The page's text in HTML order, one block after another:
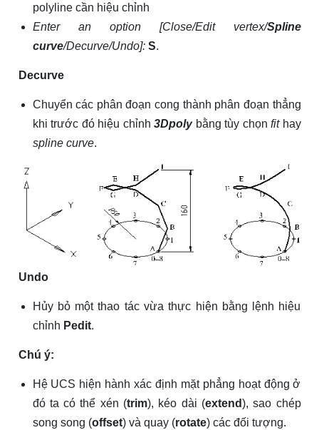
polyline cần hiệu chỉnh
Enter an option [Close/Edit vertex/Spline
curve/Decurve/Undo]: S.
Decurve
Chuyển các phân đoạn cong thành phân đoạn thẳng
khi trước đó hiệu chỉnh 3Dpolybằng tùy chọn fit hay
spline curve.
Undo
Hủy bỏ một thao tác vừa thực hiện bằng lệnh hiệu
chỉnh Pedit.
Chú ý:
Hệ UCS hiện hành xác định mặt phẳng hoạt động ở
đó ta có thể xén (trim), kéo dài (extend), sao chép
song song (offset) và quay (rotate) các đối tượng.